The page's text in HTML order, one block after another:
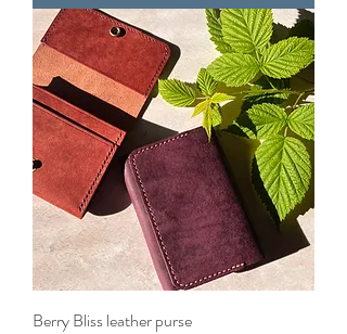
Berry Bliss leather purse